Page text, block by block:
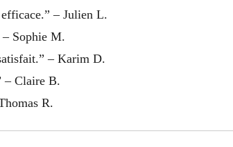
– Julien L.
– Sophie M.
– Karim D.
– Claire B.
R.